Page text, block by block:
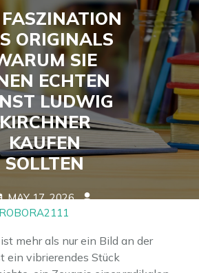
ORIGINALS
SIE
ECHTEN
LUDWIG
KAUFEN
SOLLTEN
MAY 17, 2026
mehr als nur ein Bild an der
ein vibrierendes Stück